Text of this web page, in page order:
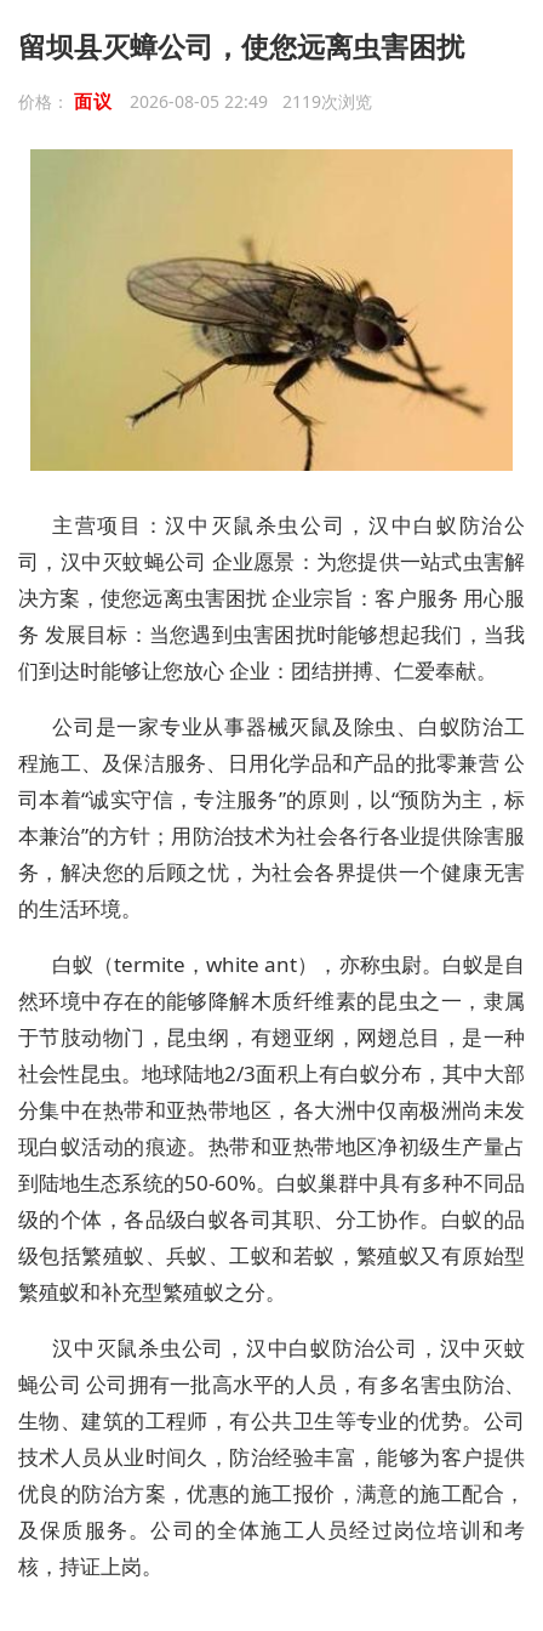
留坝县灭蟑公司，使您远离虫害困扰
价格： 面议 2026-08-05 22:49 2119次浏览
主营项目：汉中灭鼠杀虫公司，汉中白蚁防治公
司，汉中灭蚊蝇公司 企业愿景：为您提供一站式虫害解
决方案，使您远离虫害困扰 企业宗旨：客户服务 用心服
务 发展目标：当您遇到虫害困扰时能够想起我们，当我
们到达时能够让您放心 企业：团结拼搏、仁爱奉献。
公司是一家专业从事器械灭鼠及除虫、白蚁防治工
程施工、及保洁服务、日用化学品和产品的批零兼营 公
司本着“诚实守信，专注服务”的原则，以“预防为主，标
本兼治”的方针；用防治技术为社会各行各业提供除害服
务，解决您的后顾之忧，为社会各界提供一个健康无害
的生活环境。
白蚁（termite，white ant），亦称虫尉。白蚁是自
然环境中存在的能够降解木质纤维素的昆虫之一，隶属
于节肢动物门，昆虫纲，有翅亚纲，网翅总目，是一种
社会性昆虫。地球陆地2/3面积上有白蚁分布，其中大部
分集中在热带和亚热带地区，各大洲中仅南极洲尚未发
现白蚁活动的痕迹。热带和亚热带地区净初级生产量占
到陆地生态系统的50-60%。白蚁巢群中具有多种不同品
级的个体，各品级白蚁各司其职、分工协作。白蚁的品
级包括繁殖蚁、兵蚁、工蚁和若蚁，繁殖蚁又有原始型
繁殖蚁和补充型繁殖蚁之分。
汉中灭鼠杀虫公司，汉中白蚁防治公司，汉中灭蚊
蝇公司 公司拥有一批高水平的人员，有多名害虫防治、
生物、建筑的工程师，有公共卫生等专业的优势。公司
技术人员从业时间久，防治经验丰富，能够为客户提供
优良的防治方案，优惠的施工报价，满意的施工配合，
及保质服务。公司的全体施工人员经过岗位培训和考
核，持证上岗。